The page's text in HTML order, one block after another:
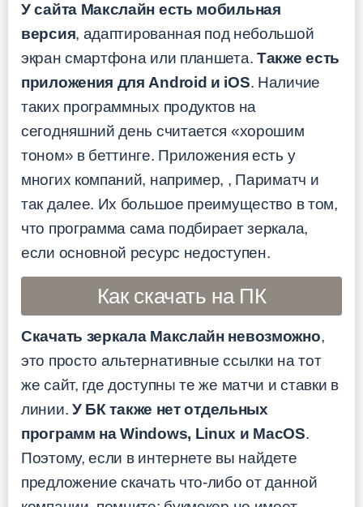
У сайта Макслайн есть мобильная
версия, адаптированная под небольшой
экран смартфона или планшета. Также есть
приложения для Android и iOS. Наличие
таких программных продуктов на
сегодняшний день считается «хорошим
тоном» в беттинге. Приложения есть у
многих компаний, например, , Париматч и
так далее. Их большое преимущество в том,
что программа сама подбирает зеркала,
если основной ресурс недоступен.
Как скачать на ПК
Скачать зеркала Макслайн невозможно,
это просто альтернативные ссылки на тот
же сайт, где доступны те же матчи и ставки в
линии. У БК также нет отдельных
программ на Windows, Linux и MacOS.
Поэтому, если в интернете вы найдете
предложение скачать что-либо от данной